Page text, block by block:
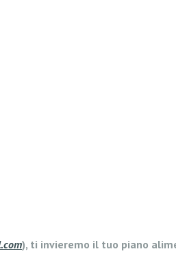
), ti invieremo il tuo piano